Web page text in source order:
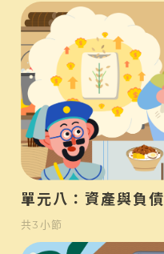
單元八：資產與負債
共3 小節